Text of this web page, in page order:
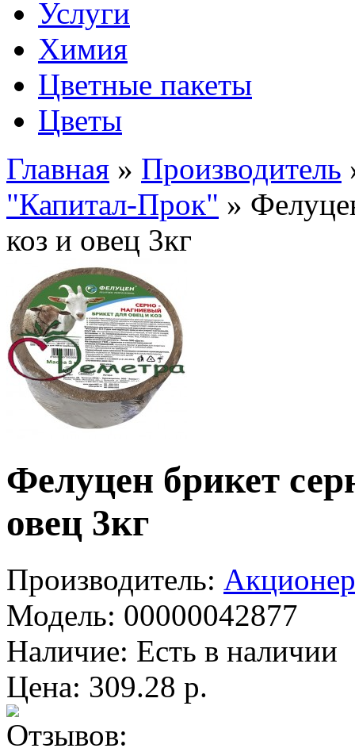
Услуги
Химия
Цветные пакеты
Цветы
Главная » Производитель
"Капитал-Прок" »
коз и овец 3кг
Фелуцен брикет
овец 3кг
Производитель:
Модель: 00000042877
Наличие: Есть в наличии
Цена: 309.28 р.